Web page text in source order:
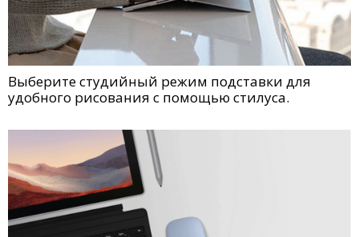
Выберите студийный режим подставки для
удобного рисования с помощью стилуса.